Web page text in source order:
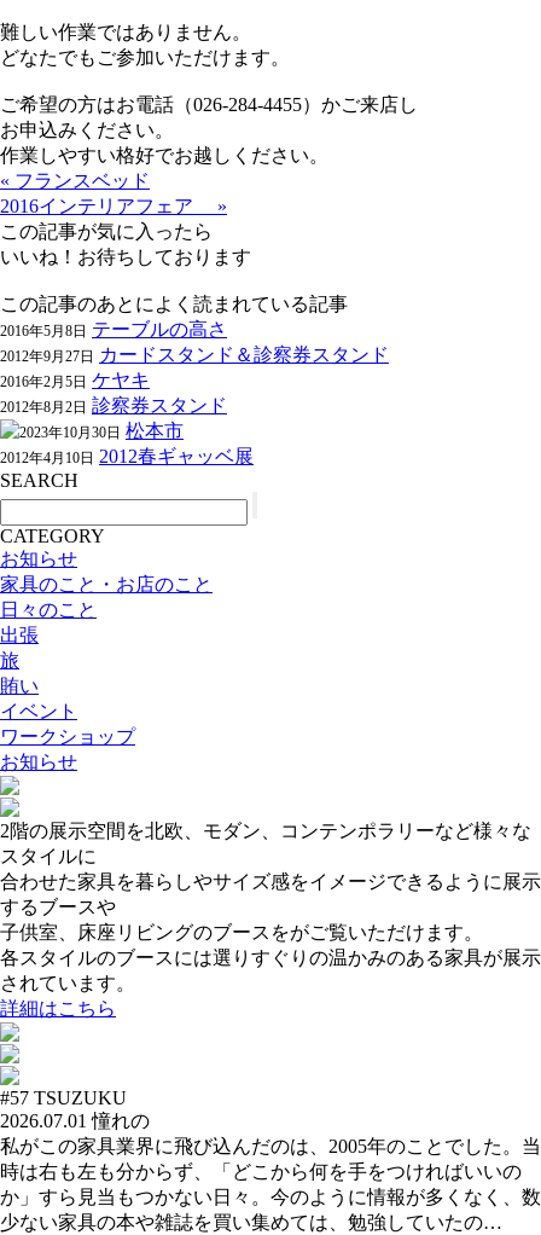
難しい作業ではありません。
どなたでもご参加いただけます。
ご希望の方はお電話（026-284-4455）かご来店し
お申込みください。
作業しやすい格好でお越しください。
« フランスベッド
2016インテリアフェア »
この記事が気に入ったら
いいね！お待ちしております
この記事のあとによく読まれている記事
2016年5月8日 テーブルの高さ
2012年9月27日 カードスタンド＆診察券スタンド
2016年2月5日 ケヤキ
2012年8月2日 診察券スタンド
2023年10月30日 松本市
2012年4月10日 2012春ギャッベ展
SEARCH
CATEGORY
お知らせ
家具のこと・お店のこと
日々のこと
出張
旅
賄い
イベント
ワークショップ
お知らせ
2階の展示空間を北欧、モダン、コンテンポラリーなど様々な
スタイルに
合わせた家具を暮らしやサイズ感をイメージできるように展示
するブースや
子供室、床座リビングのブースをがご覧いただけます。
各スタイルのブースには選りすぐりの温かみのある家具が展示
されています。
詳細はこちら
#57 TSUZUKU
2026.07.01 憧れの
私がこの家具業界に飛び込んだのは、2005年のことでした。当
時は右も左も分からず、「どこから何を手をつければいいの
か」すら見当もつかない日々。今のように情報が多くなく、数
少ない家具の本や雑誌を買い集めては、勉強していたの…